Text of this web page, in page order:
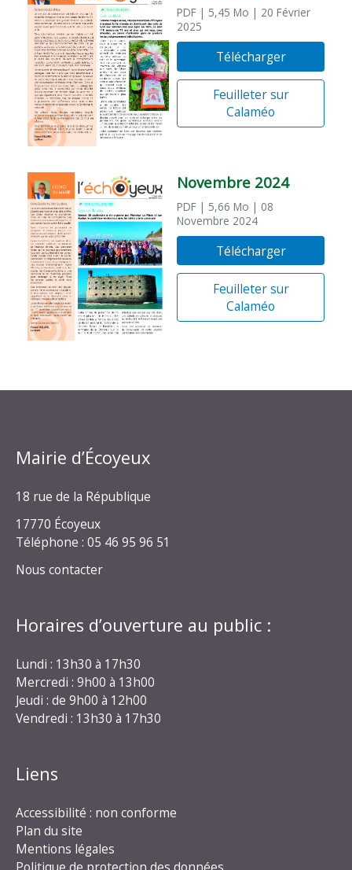
PDF | 5,45 Mo | 20 Février
2025
Télécharger
Feuilleter sur
Calaméo
Novembre 2024
PDF | 5,66 Mo | 08
Novembre 2024
Télécharger
Feuilleter sur
Calaméo
Mairie d’Écoyeux
18 rue de la République
17770 Écoyeux
Téléphone : 05 46 95 96 51
Nous contacter
Horaires d’ouverture au public :
Lundi : 13h30 à 17h30
Mercredi : 9h00 à 13h00
Jeudi : de 9h00 à 12h00
Vendredi : 13h30 à 17h30
Liens
Accessibilité : non conforme
Plan du site
Mentions légales